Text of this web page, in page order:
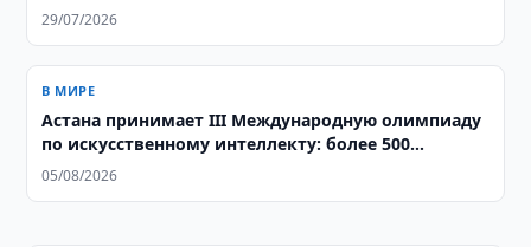
29/07/2026
В МИРЕ
Астана принимает III Международную олимпиаду
по искусственному интеллекту: более 500
школьников из 106 стран соревнуются за звание
05/08/2026